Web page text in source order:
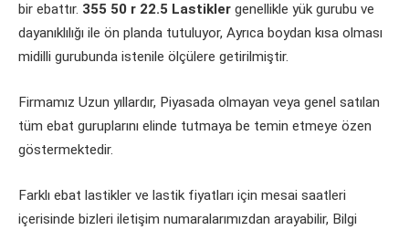
bir ebattır. 355 50 r 22.5 Lastikler genellikle yük gurubu ve
dayanıklılığı ile ön planda tutuluyor, Ayrıca boydan kısa olması
midilli gurubunda istenile ölçülere getirilmiştir.
Firmamız Uzun yıllardır, Piyasada olmayan veya genel satılan
tüm ebat guruplarını elinde tutmaya be temin etmeye özen
göstermektedir.
Farklı ebat lastikler ve lastik fiyatları için mesai saatleri
içerisinde bizleri iletişim numaralarımızdan arayabilir, Bilgi